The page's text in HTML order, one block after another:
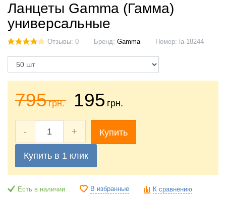
Ланцеты Gamma (Гамма)
универсальные
Отзывы: 0 Бренд: Gamma Номер: la-18244
795грн. 195 грн.
- + Купить
Купить в 1 клик
Есть в наличии В избранные К сравнению